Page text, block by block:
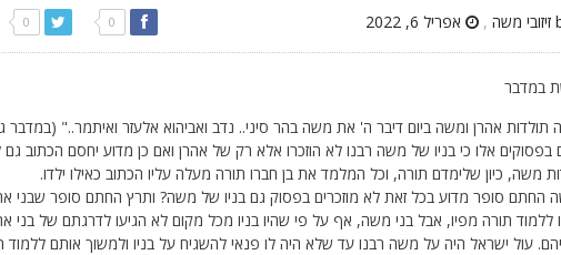
0
0 , אפריל 6, 2022
במדבר
תולדות אהרן ומשה ביום דיבר ה' את משה בהר סיני.. נדב ואביהוא אלעזר ואיתמר.." (במדבר
בפסוקים אלו כי בניו של משה רבנו לא הוזכרו אלא רק של אהרן ואם כן מדוע יחסם הכתוב
משה, כיון שלימדם תורה, וכל המלמד את בן חברו תורה מעלה עליו הכתוב כאילו ילדו.
החתם סופר מדוע בכל זאת לא מוזכרים בפסוק גם בניו של משה? ותרץ החתם סופר שבני
ללמוד תורה מפיו, אבל בני משה, אף על פי שהיו בניו מכל מקום לא הגיעו לדרגתם של בני
עול ישראל היה על משה רבנו עד שלא היה לו פנאי להשגיח על בניו ולמשוך אותם ללמוד